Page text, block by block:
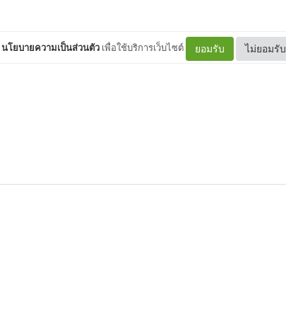
นโยบายความเป็นส่วนตัว เพื่อใช้บริการเว็บไซต์ ยอมรับ ไม่ยอมรับ